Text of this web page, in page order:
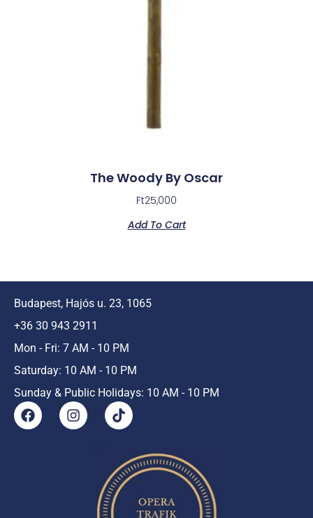
The Woody By Oscar
Ft25,000
Add To Cart
Budapest, Hajós u. 23, 1065
+36 30 943 2911
Mon - Fri: 7 AM - 10 PM
Saturday: 10 AM - 10 PM
Sunday & Public Holidays: 10 AM - 10 PM